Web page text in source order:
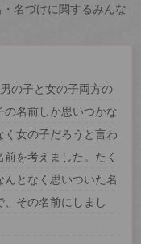
名づけに関するみんな
の子と女の子両方の
名前しか思いつかな
女の子だろうと言わ
を考えました。たく
となく思いついた名
その名前にしまし